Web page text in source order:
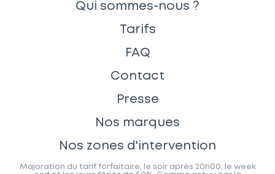
Qui sommes-nous ?
Tarifs
FAQ
Contact
Presse
Nos marques
Nos zones d'intervention
Majoration du tarif forfaitaire, le soir après 20h00, le week